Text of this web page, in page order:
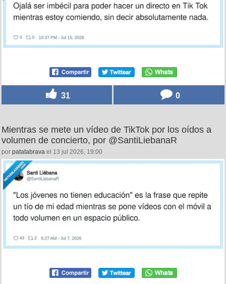
31 0
Mientras se mete un vídeo de TikTok por los oídos a
volumen de concierto, por @SantiLiebanaR
por patatabrava el 13 jul 2026, 19:00